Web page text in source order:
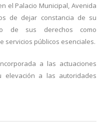
el Palacio Municipal, Avenida
de dejar constancia de su
de sus derechos como
servicios públicos esenciales.
a las actuaciones
elevación a las autoridades